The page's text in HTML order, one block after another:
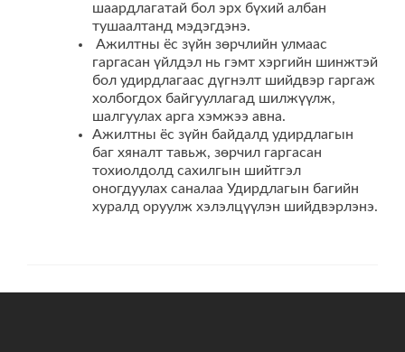
шаардлагатай бол эрх бүхий албан
тушаалтанд мэдэгдэнэ.
Ажилтны ёс зүйн зөрчлийн улмаас
гаргасан үйлдэл нь гэмт хэргийн шинжтэй
бол удирдлагаас дүгнэлт шийдвэр гаргаж
холбогдох байгууллагад шилжүүлж,
шалгуулах арга хэмжээ авна.
Ажилтны ёс зүйн байдалд удирдлагын
баг хяналт тавьж, зөрчил гаргасан
тохиолдолд сахилгын шийтгэл
оногдуулах саналаа Удирдлагын багийн
хуралд оруулж хэлэлцүүлэн шийдвэрлэнэ.